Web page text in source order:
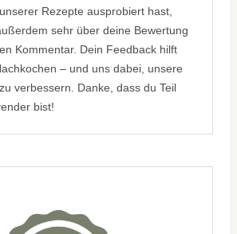
Rezepte ausprobiert hast,
sehr über deine Bewertung
Kommentar. Dein Feedback hilft
– und uns dabei, unsere
verbessern. Danke, dass du Teil
bist!